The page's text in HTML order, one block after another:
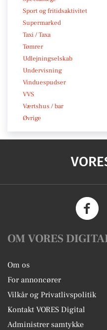
Sport og fritidsaktivitet
Supermarked
Taxi / Taxa
Tømrer
Udlejningselskab
Undervisning
Vinduespudser
VVS
Værtshus / bar
Øvrige
OM VORES
Om os
For annoncører
Vilkår og Privatlivspolitik
Kontakt VORES Digital
Administrer samtykke